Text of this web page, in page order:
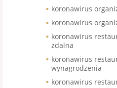
koronawirus
koronawirus
koronawirus
zdalna
koronawirus
wynagrodzenia
koronawirus